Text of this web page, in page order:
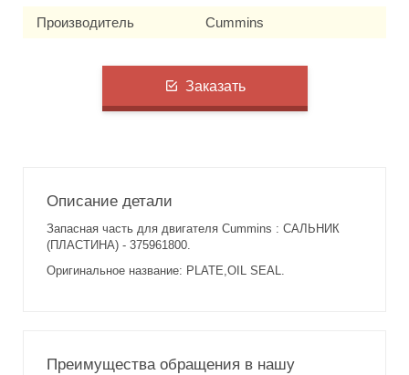
Производитель Cummins
Заказать
Описание детали
Запасная часть для двигателя Cummins : САЛЬНИК
(ПЛАСТИНА) - 375961800.
Оригинальное название: PLATE,OIL SEAL.
Преимущества обращения в нашу